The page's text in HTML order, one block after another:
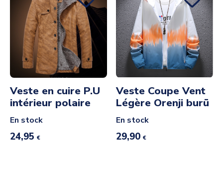
Veste en cuire P.U
intérieur polaire
En stock
24,95 €
Veste Coupe Vent
Légère Orenji burū
En stock
29,90 €